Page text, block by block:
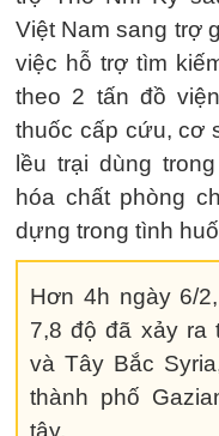
Việt Nam sang trợ
việc hỗ trợ tìm
theo 2 tấn đồ
thuốc cấp cứu, cơ
lều trại dùng
hóa chất phòng
dựng trong tình
Hơn 4h ngày 6/
7,8 độ đã xảy ra
và Tây Bắc
thành phố
tây.